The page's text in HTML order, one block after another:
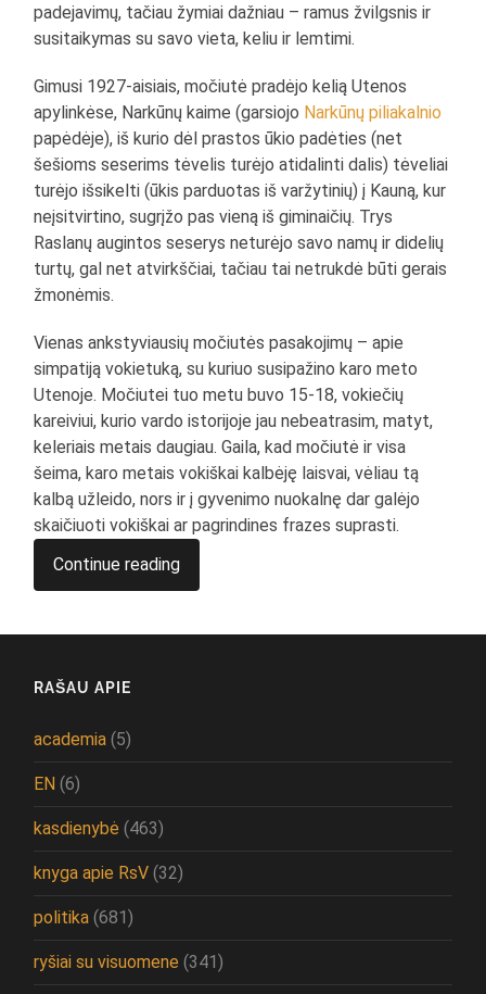
padejavimų, tačiau žymiai dažniau – ramus žvilgsnis ir
susitaikymas su savo vieta, keliu ir lemtimi.
Gimusi 1927-aisiais, močiutė pradėjo kelią Utenos
apylinkėse, Narkūnų kaime (garsiojo Narkūnų piliakalnio
papėdėje), iš kurio dėl prastos ūkio padėties (net
šešioms seserims tėvelis turėjo atidalinti dalis) tėveliai
turėjo išsikelti (ūkis parduotas iš varžytinių) į Kauną, kur
neįsitvirtino, sugrįžo pas vieną iš giminaičių. Trys
Raslanų augintos seserys neturėjo savo namų ir didelių
turtų, gal net atvirkščiai, tačiau tai netrukdė būti gerais
žmonėmis.
Vienas ankstyviausių močiutės pasakojimų – apie
simpatiją vokietuką, su kuriuo susipažino karo meto
Utenoje. Močiutei tuo metu buvo 15-18, vokiečių
kareiviui, kurio vardo istorijoje jau nebeatrasim, matyt,
keleriais metais daugiau. Gaila, kad močiutė ir visa
šeima, karo metais vokiškai kalbėję laisvai, vėliau tą
kalbą užleido, nors ir į gyvenimo nuokalnę dar galėjo
skaičiuoti vokiškai ar pagrindines frazes suprasti.
Continue reading
RAŠAU APIE
academia (5)
EN (6)
kasdienybė (463)
knyga apie RsV (32)
politika (681)
ryšiai su visuomene (341)